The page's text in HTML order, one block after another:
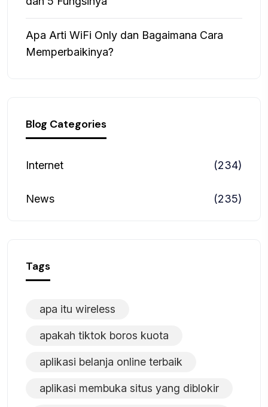
Apa Arti WiFi Only dan Bagaimana Cara
Memperbaikinya?
Blog Categories
Internet (234)
News (235)
Tags
apa itu wireless
apakah tiktok boros kuota
aplikasi belanja online terbaik
aplikasi membuka situs yang diblokir